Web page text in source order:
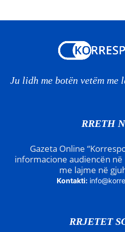
Ju lidh me botën vetëm me
RRETH
Gazeta Online
informacione audiencën
me lajme në
Kontakti:
RRJETET